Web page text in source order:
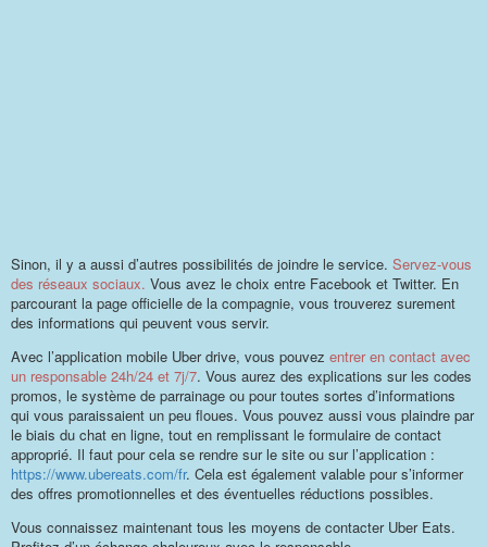
Sinon, il y a aussi d’autres possibilités de joindre le service. Servez-vous
des réseaux sociaux. Vous avez le choix entre Facebook et Twitter. En
parcourant la page officielle de la compagnie, vous trouverez surement
des informations qui peuvent vous servir.
Avec l’application mobile Uber drive, vous pouvez entrer en contact avec
un responsable 24h/24 et 7j/7. Vous aurez des explications sur les codes
promos, le système de parrainage ou pour toutes sortes d’informations
qui vous paraissaient un peu floues. Vous pouvez aussi vous plaindre par
le biais du chat en ligne, tout en remplissant le formulaire de contact
approprié. Il faut pour cela se rendre sur le site ou sur l’application :
https://www.ubereats.com/fr. Cela est également valable pour s’informer
des offres promotionnelles et des éventuelles réductions possibles.
Vous connaissez maintenant tous les moyens de contacter Uber Eats.